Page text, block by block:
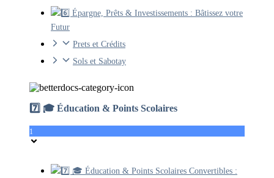
6️⃣ Épargne, Prêts & Investissements : Bâtissez votre
Futur
Prets et Crédits
Sols et Sabotay
7️⃣ 🎓 Éducation & Points Scolaires
1
7️⃣ 🎓 Éducation & Points Scolaires Convertibles :